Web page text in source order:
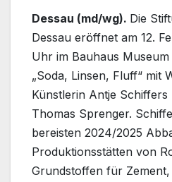
Dessau (md/wg). Die
Dessau eröffnet am 12.
Uhr im Bauhaus
„Soda, Linsen, Fluff“ mit
Künstlerin Antje
Thomas Sprenger.
bereisten 2024/2025
Produktionsstätten von
Grundstoffen für